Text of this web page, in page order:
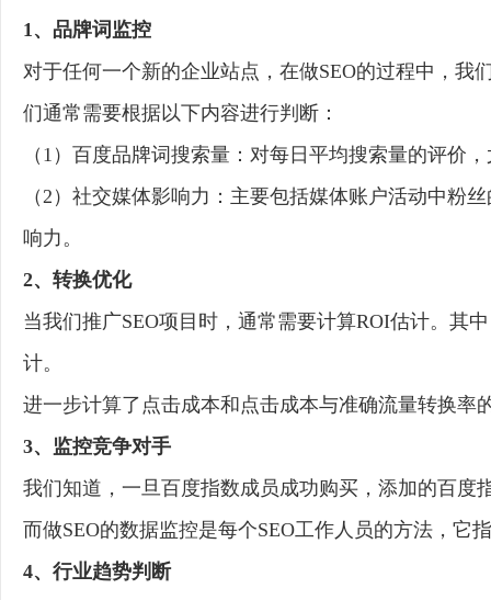
1、品牌词监控
对于任何一个新的企业站点，在做SEO的过程中，
们通常需要根据以下内容进行判断：
（1）百度品牌词搜索量：对每日平均搜索量的评价
（2）社交媒体影响力：主要包括媒体账户活动中粉
响力。
2、转换优化
当我们推广SEO项目时，通常需要计算ROI估计。其
计。
进一步计算了点击成本和点击成本与准确流量转换率
3、监控竞争对手
我们知道，一旦百度指数成员成功购买，添加的百
而做SEO的数据监控是每个SEO工作人员的方法，它
4、行业趋势判断